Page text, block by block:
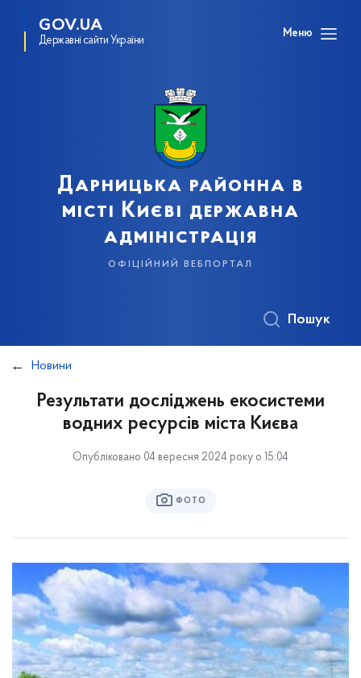
GOV.UA
Державні сайти України
Меню
Дарницька районна в
місті Києві державна
адміністрація
офіційний вебпортал
Пошук
Новини
Результати досліджень екосистеми
водних ресурсів міста Києва
Опубліковано 04 вересня 2024 року о 15:04
ФОТО